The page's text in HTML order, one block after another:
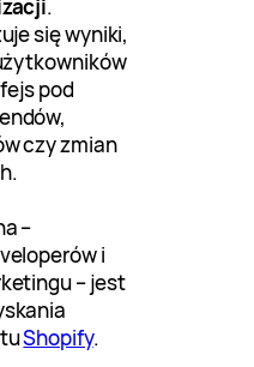
.
się wyniki,
pod
czy zmian
–
i
– jest
Shopify.